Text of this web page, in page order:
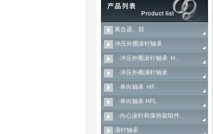
离合器、鼓
冲压外圈滚针轴承
·冲压外圈滚针轴承 H…
·冲压外圈满针轴承
·单向轴承 HF
·单向轴承 HFL
·向心滚针和保持架组件…
满针轴承